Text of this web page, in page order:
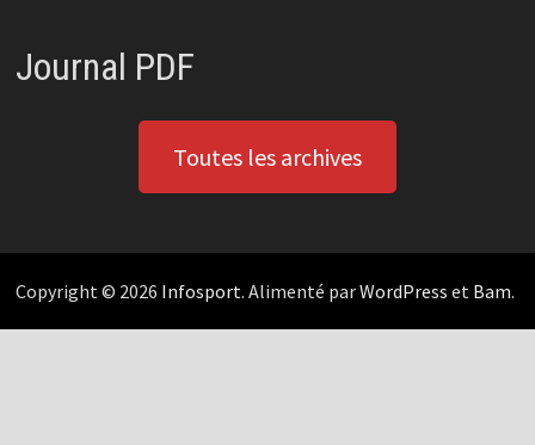
Journal PDF
Toutes les archives
Copyright © 2026 Infosport. Alimenté parWordPress et Bam.